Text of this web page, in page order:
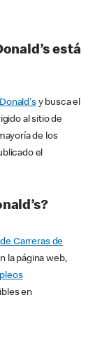
está
y busca el
al sitio de
de los
el
Carreras de
la página web,
en